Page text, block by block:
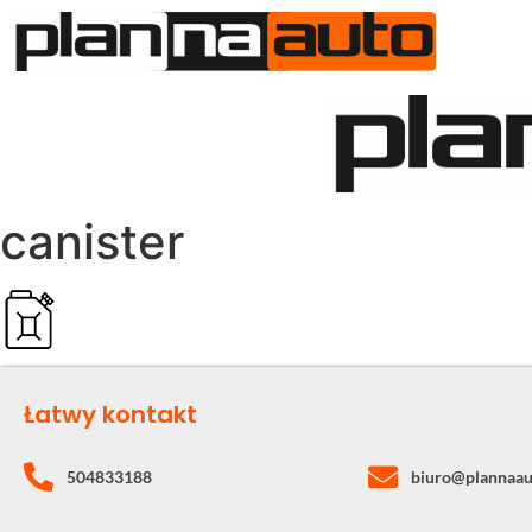
canister
Łatwy kontakt
504833188